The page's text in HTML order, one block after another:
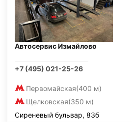
Автосервис Измайлово
+7 (495) 021-25-26
Первомайская(400 м)
Щелковская(350 м)
Сиреневый бульвар, 83б